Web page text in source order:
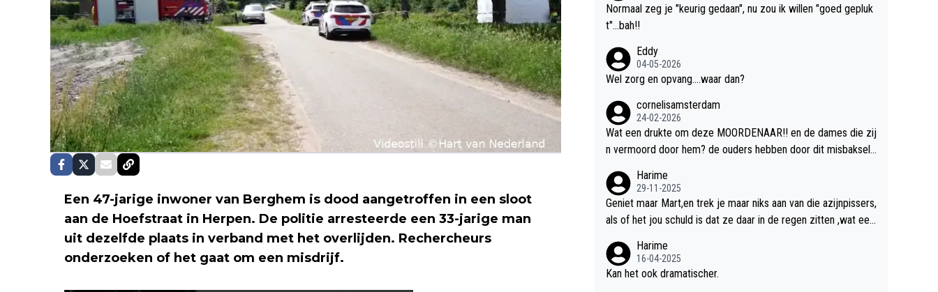
Een 47-jarige inwoner van Berghem is dood aangetroffen in een sloot
aan de Hoefstraat in Herpen. De politie arresteerde een 33-jarige man
uit dezelfde plaats in verband met het overlijden. Rechercheurs
onderzoeken of het gaat om een misdrijf.
Normaal zeg je "keurig gedaan", nu zou ik willen "goed gepluk
t"...bah!!
Eddy
04-05-2026
Wel zorg en opvang....waar dan?
cornelisamsterdam
24-02-2026
Wat een drukte om deze MOORDENAAR!! en de dames die zij
n vermoord door hem? de ouders hebben door dit misbaksel l
pgelost!!
Harime
29-11-2025
Geniet maar Mart,en trek je maar niks aan van die azijnpissers,
als of het jou schuld is dat ze daar in de regen zitten ,wat een
Harime
16-04-2025
Kan het ook dramatischer.